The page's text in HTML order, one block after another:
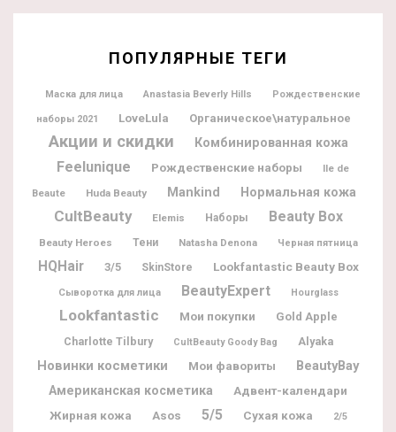
ПОПУЛЯРНЫЕ ТЕГИ
Маска для лица Anastasia Beverly Hills Рождественские
наборы 2021 LoveLula Органическое\натуральное
Акции и скидки Комбинированная кожа
Feelunique Рождественские наборы
Ile de
Beaute
Huda Beauty Mankind Нормальная кожа
CultBeauty Elemis Наборы Beauty Box
Beauty Heroes Тени Natasha Denona Черная пятница
HQHair 3/5 SkinStore Lookfantastic Beauty Box
Сыворотка для лица BeautyExpert Hourglass
Lookfantastic Мои покупки
Gold Apple
Charlotte Tilbury
CultBeauty Goody Bag Alyaka
Новинки косметики Мои фавориты BeautyBay
Американская косметика
Адвент-календари
Жирная кожа
Asos 5/5 Сухая кожа 2/5